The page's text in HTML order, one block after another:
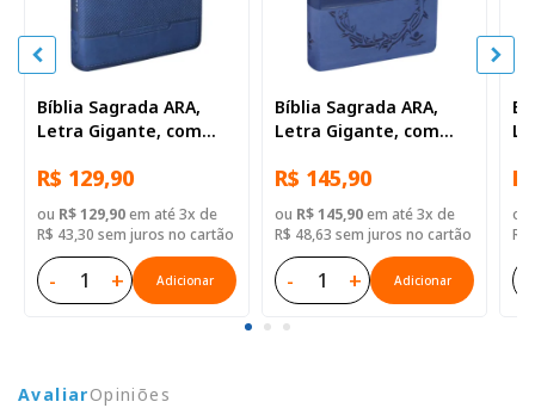
Bíblia Sagrada ARA,
Letra Gigante, com
Sintético Azul
R$ 129,90
ou R$ 129,90em até 3x de
R$ 43,30 sem juros no cartão
- + Adicionar
Bíblia Sagrada ARA,
Letra Gigante, com
Sintético Azul Triotone
R$ 145,90
ou R$ 145,90em até 3x de
R$ 48,63 sem juros no cartão
- + Adicionar
ou
R$
AvaliarOpiniões